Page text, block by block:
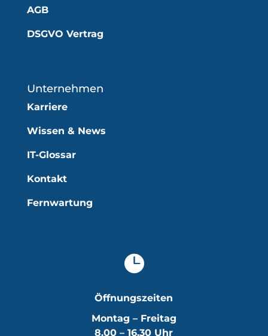
AGB
DSGVO Vertrag
Unternehmen
Karriere
Wissen & News
IT-Glossar
Kontakt
Fernwartung

Öffnungszeiten
Montag – Freitag
8.00 – 16.30 Uhr